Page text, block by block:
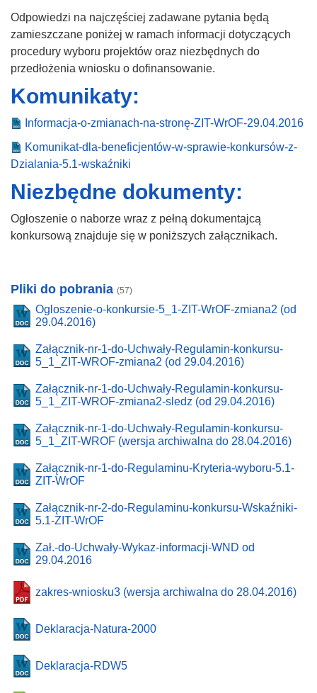
Odpowiedzi na najczęściej zadawane pytania będą
zamieszczane poniżej w ramach informacji dotyczących
procedury wyboru projektów oraz niezbędnych do
przedłożenia wniosku o dofinansowanie.
Komunikaty:
Informacja-o-zmianach-na-stronę-ZIT-WrOF-29.04.2016
Komunikat-dla-beneficjentów-w-sprawie-konkursów-z-
Dzialania-5.1-wskaźniki
Niezbędne dokumenty:
Ogłoszenie o naborze wraz z pełną dokumentajcą
konkursową znajduje się w poniższych załącznikach.
Pliki do pobrania (57)
Ogloszenie-o-konkursie-5_1-ZIT-WrOF-zmiana2 (od
29.04.2016)
Załącznik-nr-1-do-Uchwały-Regulamin-konkursu-
5_1_ZIT-WROF-zmiana2 (od 29.04.2016)
Załącznik-nr-1-do-Uchwały-Regulamin-konkursu-
5_1_ZIT-WROF-zmiana2-sledz (od 29.04.2016)
Załącznik-nr-1-do-Uchwały-Regulamin-konkursu-
5_1_ZIT-WROF (wersja archiwalna do 28.04.2016)
Załącznik-nr-1-do-Regulaminu-Kryteria-wyboru-5.1-
ZIT-WrOF
Załącznik-nr-2-do-Regulaminu-konkursu-Wskaźniki-
5.1-ZIT-WrOF
Zał.-do-Uchwały-Wykaz-informacji-WND od
29.04.2016
zakres-wniosku3 (wersja archiwalna do 28.04.2016)
Deklaracja-Natura-2000
Deklaracja-RDW5